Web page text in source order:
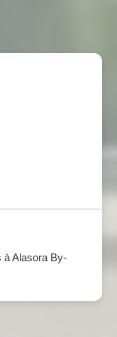
à Alasora By-